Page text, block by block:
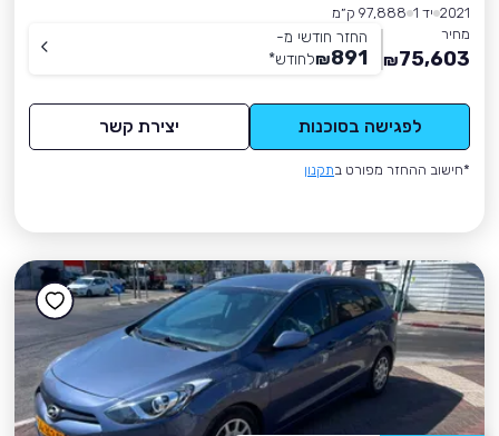
2021 יד 1
97,888 ק״מ
מחיר
75,603
₪
החזר חודשי מ-
891
₪לחודש*
לפגישה בסוכנות יצירת קשר
*חישוב ההחזר מפורט בתקנון